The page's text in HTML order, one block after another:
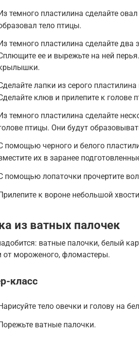
темного пластилина сделайте
тело птицы.
темного пластилина сделайте
ее и вырежьте на ней
лапки из серого
клюв и прилепите к голове
Из темного пластилина сделайте
птицы. Они будут
помощью черного и белого
их в заранее
помощью лопаточки прочертите
к вороне небольшой
из ватных палочек
ватные палочки, белый
от мороженого, фломастеры.
класс
тело овечки и голову на
Порежьте ватные палочки.